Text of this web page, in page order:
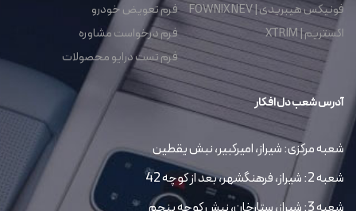
فونیکس هیبریدی | FOWNIX NEV
اکستریم | XTRIM
فرم تعویض خودرو
فرم درخواست مشاوره
فرم تست درایو محصولات
آدرس شعب دل افکار
شعبه مرکزی: شیراز، امیرکبیر، نبش یقطین
شعبه 2: شیراز، فرهنگشهر، بعد از کوچه 42